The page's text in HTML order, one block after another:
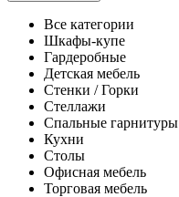
Все категории
Шкафы-купе
Гардеробные
Детская мебель
Стенки / Горки
Стеллажи
Спальные гарнитуры
Кухни
Столы
Офисная мебель
Торговая мебель